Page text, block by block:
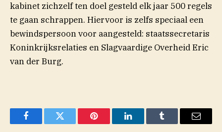
kabinet zichzelf ten doel gesteld elk jaar 500 regels
te gaan schrappen. Hiervoor is zelfs speciaal een
bewindspersoon voor aangesteld: staatssecretaris
Koninkrijksrelaties en Slagvaardige Overheid Eric
van der Burg.
FacebookTwitter Pinterest LinkedInTumblr Email